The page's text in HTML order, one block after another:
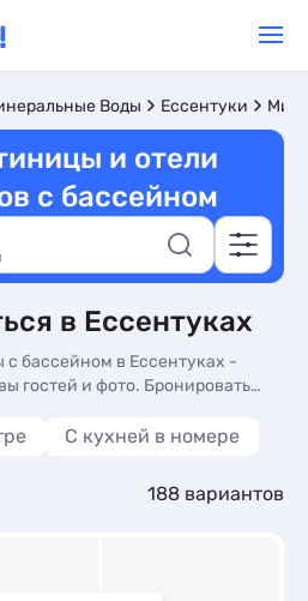
Воды Ессентуки
и отели
с бассейном
в Ессентуках
бассейном в Ессентуках -
гостей и фото. Бронировать
от 950 руб, номера с
C кухней в номере
188 вариантов